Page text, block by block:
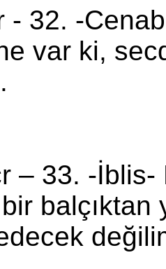
- 32. -
var ki,
– 33. -İblis-
balçıktan